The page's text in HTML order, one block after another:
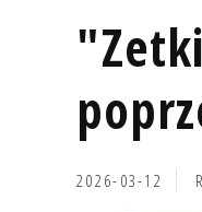
2026-03-12